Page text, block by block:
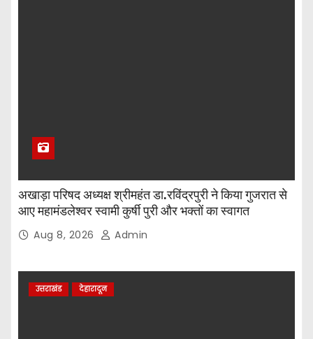
अखाड़ा परिषद अध्यक्ष श्रीमहंत डा.रविंद्रपुरी ने किया गुजरात से
आए महामंडलेश्वर स्वामी कुर्षी पुरी और भक्तों का स्वागत
Aug 8, 2026 Admin
उत्तराखंड देहारादून